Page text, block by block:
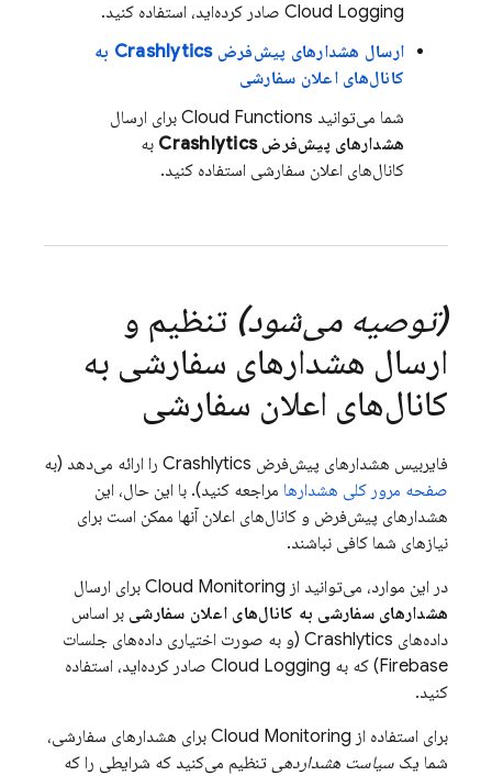
Cloud Logging صادر کرده‌اید، استفاده کنید.
ارسال هشدارهای پیش‌فرضCrashlytics به
کانال‌های اعلان سفارشی
شما می‌توانید Cloud Functions برای ارسال
هشدارهای پیش‌فرضCrashlytics به
کانال‌های اعلان سفارشی استفاده کنید.
(توصیه می‌شود) تنظیم و
ارسال هشدارهای سفارشی به
کانال‌های اعلان سفارشی
فایربیس هشدارهای پیش‌فرض Crashlytics را ارائه می‌دهد (به
صفحه مرور کلی هشدارها مراجعه کنید). با این حال، این
هشدارهای پیش‌فرض و کانال‌های اعلان آنها ممکن است برای
نیازهای شما کافی نباشند.
در این موارد، می‌توانید از Cloud Monitoring برای ارسال
هشدارهای سفارشی به کانال‌های اعلان سفارشی بر اساس
داده‌های Crashlytics (و به صورت اختیاری داده‌های جلسات
Firebase) که به
Cloud Logging صادر کرده‌اید، استفاده
کنید.
برای استفاده از Cloud Monitoring برای هشدارهای سفارشی،
شما یک سیاست هشداردهی تنظیم می‌کنید که شرایطی را که